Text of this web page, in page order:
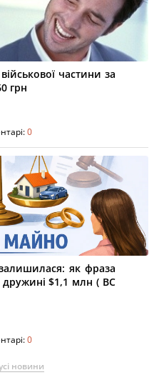
частини за
грн
0
як фраза
$1,1 млн ( ВС
0
новини